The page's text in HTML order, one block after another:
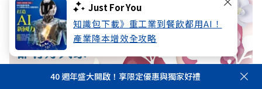
Just For You
知識包下載》重工業到餐飲都用AI！
產業降本增效全攻略
40 週年盛大開啟！享限定優惠與獨家好禮